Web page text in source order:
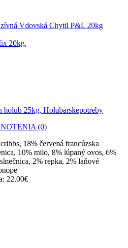
Vdovská Chytil P&L 20kg
20kg,
holub 25kg, Holubarskepotreby
(0)
18% červená francúzska
10% milo, 8% lúpaný ovos, 6%
2% repka, 2% laňové
22.00€